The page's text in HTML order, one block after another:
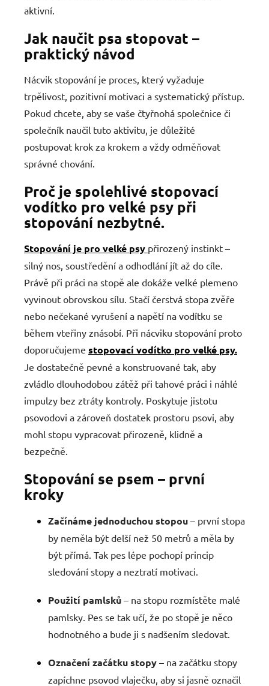
aktivní.
Jak naučit psa stopovat –
praktický návod
Nácvik stopování je proces, který vyžaduje
trpělivost, pozitivní motivaci a systematický přístup.
Pokud chcete, aby se vaše čtyřnohá společnice či
společník naučil tuto aktivitu, je důležité
postupovat krok za krokem a vždy odměňovat
správné chování.
Proč je spolehlivé stopovací
vodítko pro velké psy při
stopování nezbytné.
Stopování je pro velké psy přirozený instinkt –
silný nos, soustředění a odhodlání jít až do cíle.
Právě při práci na stopě ale dokáže velké plemeno
vyvinout obrovskou sílu. Stačí čerstvá stopa zvěře
nebo nečekané vyrušení a napětí na vodítku se
během vteřiny znásobí. Při nácviku stopování proto
doporučujeme stopovací vodítko pro velké psy.
Je dostatečně pevné a konstruované tak, aby
zvládlo dlouhodobou zátěž při tahové práci i náhlé
impulzy bez ztráty kontroly. Poskytuje jistotu
psovodovi a zároveň dostatek prostoru psovi, aby
mohl stopu vypracovat přirozeně, klidně a
bezpečně.
Stopování se psem – první
kroky
Začínáme jednoduchou stopou – první stopa
by neměla být delší než 50 metrů a měla by
být přímá. Tak pes lépe pochopí princip
sledování stopy a neztratí motivaci.
Použití pamlsků – na stopu rozmístěte malé
pamlsky. Pes se tak učí, že po stopě je něco
hodnotného a bude ji s nadšením sledovat.
Označení začátku stopy – na začátku stopy
zapíchne psovod vlaječku, aby si jasně označil